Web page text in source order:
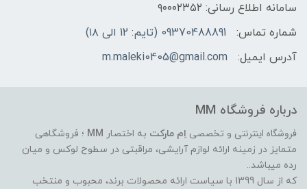
سامانه اطلاع رسانی: ۹۰۰۰۲۳۵۲
شماره تماس:
09370488891 (تایم: 12 الی ۱۸)
آدرس ایمیل:
m.maleki0405@gmail.com
درباره فروشگاه MM
فروشگاه اینترنتی و تخصصی اِم مارکت به اختصار MM ؛ فروشگاهی
متمایز در زمینه ارائه لوازم آرایشی، مراقبتی در سطوح لوکس و میان
رده میباشد..
که از سال 1399 با سیاست ارائه محصولات برند، محبوب و منتخب